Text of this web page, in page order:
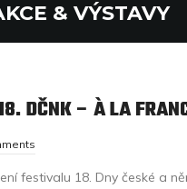
& VÝSTAVY
DČNK – À LA
festivalu 18. Dny české a